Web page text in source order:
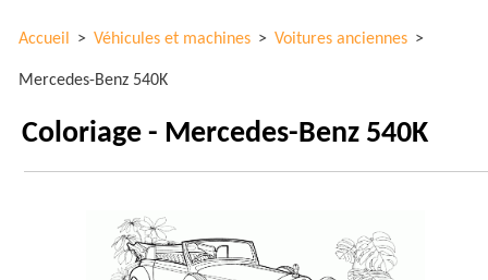
Accueil > Véhicules et machines > Voitures anciennes >
Mercedes-Benz 540K
Coloriage - Mercedes-Benz 540K